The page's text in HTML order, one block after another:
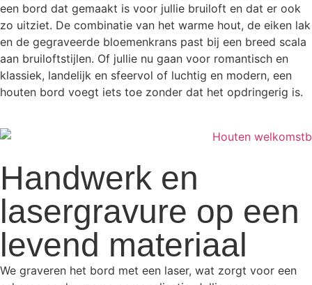
een bord dat gemaakt is voor jullie bruiloft en dat er ook
zo uitziet. De combinatie van het warme hout, de eiken lak
en de gegraveerde bloemenkrans past bij een breed scala
aan bruiloftstijlen. Of jullie nu gaan voor romantisch en
klassiek, landelijk en sfeervol of luchtig en modern, een
houten bord voegt iets toe zonder dat het opdringerig is.
Handwerk en
lasergravure op een
levend materiaal
We graveren het bord met een laser, wat zorgt voor een